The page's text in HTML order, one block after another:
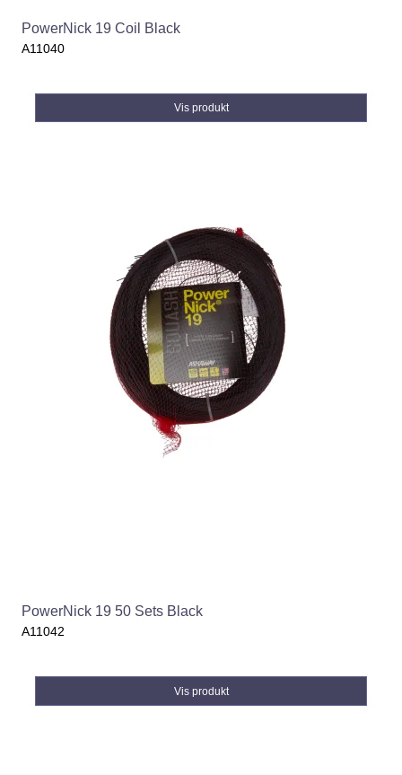
PowerNick 19 Coil Black
A11040
Vis produkt
PowerNick 19 50 Sets Black
A11042
Vis produkt